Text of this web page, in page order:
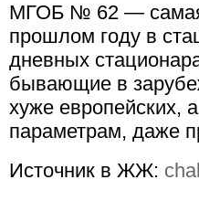
МГОБ № 62 — самая
прошлом году в
дневных
бывающие в
хуже европейских,
параметрам, даже
Источник в ЖЖ: